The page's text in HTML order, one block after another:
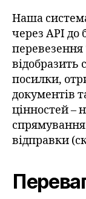
Наша
через API до
відобразить
посилки,
документів
цінностей –
відправки